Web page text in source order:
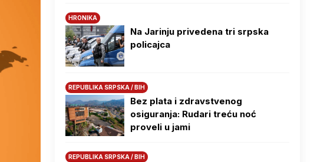
HRONIKA
Na Јarinju privedena tri srpska
policajca
REPUBLIKA SRPSKA / BIH
Bez plata i zdravstvenog
osiguranja: Rudari treću noć
proveli u jami
REPUBLIKA SRPSKA / BIH